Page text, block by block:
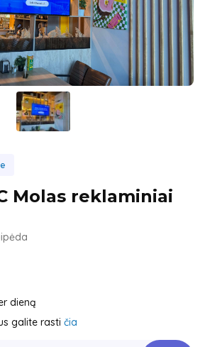
Molas reklaminiai
dieną
galite rasti čia